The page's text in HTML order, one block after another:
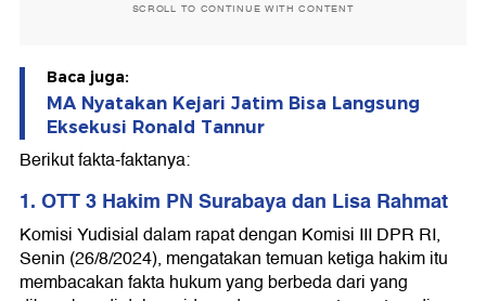
SCROLL TO CONTINUE WITH CONTENT
Baca juga:
MA Nyatakan Kejari Jatim Bisa Langsung
Eksekusi Ronald Tannur
Berikut fakta-faktanya:
1. OTT 3 Hakim PN Surabaya dan Lisa Rahmat
Komisi Yudisial dalam rapat dengan Komisi III DPR RI,
Senin (26/8/2024), mengatakan temuan ketiga hakim itu
membacakan fakta hukum yang berbeda dari yang